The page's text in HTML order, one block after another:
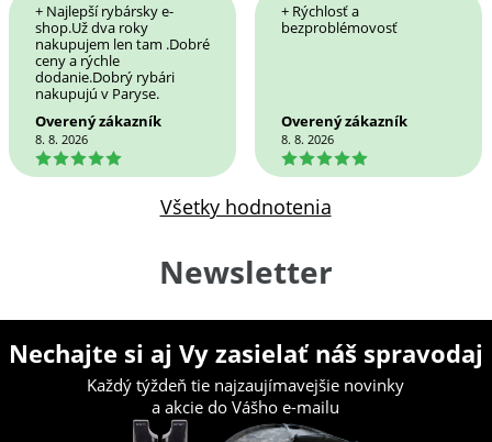
+ Najlepší rybársky e-
shop.Už dva roky
nakupujem len tam .Dobré
ceny a rýchle
dodanie.Dobrý rybári
nakupujú v Paryse.
Overený zákazník
8. 8. 2026
5
+ Rýchlosť a
bezproblémovosť
Overený zákazník
8. 8. 2026
5
Všetky hodnotenia
Newsletter
Nechajte si aj Vy zasielať náš spravodaj
Každý týždeň tie najzaujímavejšie novinky
a akcie do Vášho e-mailu